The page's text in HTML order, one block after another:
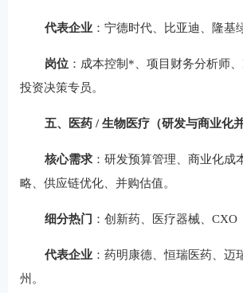
代表企业：宁德时代、比亚迪、隆基
岗位：成本控制*、项目财务分析师、
投资决策专员。
五、医药 / 生物医疗（研发与商业化并
核心需求：研发预算管理、商业化成
略、供应链优化、并购估值。
细分热门 ：创新药、医疗器械、CXO
代表企业：药明康德、恒瑞医药、迈
州。